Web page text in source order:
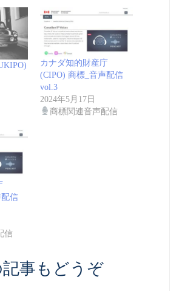
カナダ知的財産庁
(CIPO) 商標_音声配信
vol.3
2024年5月17日
商標関連音声配信
信
信
事もどうぞ